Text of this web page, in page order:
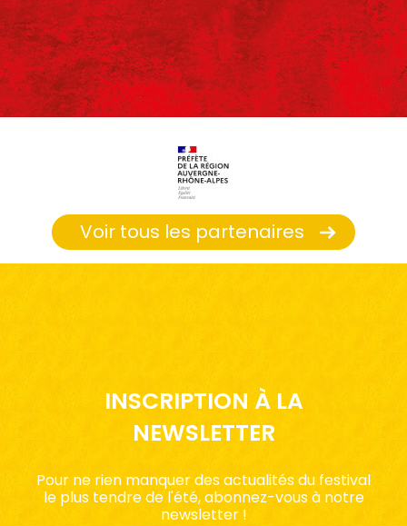
Voir tous les partenaires
INSCRIPTION À LA
NEWSLETTER
Pour ne rien manquer des actualités du festival
le plus tendre de l'été, abonnez-vous à notre
newsletter !